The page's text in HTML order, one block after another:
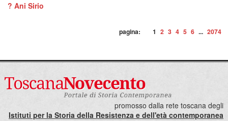
? Ani Sirio
pagina: 1 2 3 4 5 6 ... 2074
promosso dalla rete toscana degli
Istituti per la Storia della Resistenza e dell'età contemporanea